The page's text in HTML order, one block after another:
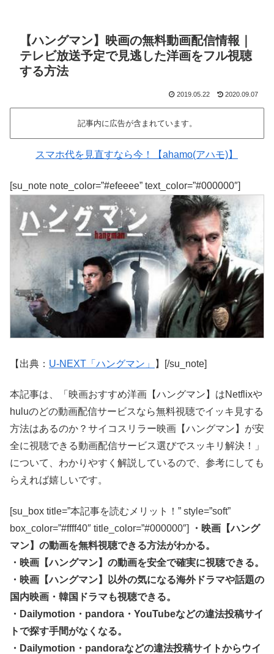
【ハングマン】映画の無料動画配信情報｜
テレビ放送予定で見逃した洋画をフル視聴
する方法
2019.05.22 2020.09.07
記事内に広告が含まれています。
スマホ代を見直すなら今！【ahamo(アハモ)】
[su_note note_color=”#efeeee” text_color=”#000000″]
【出典： U-NEXT「ハングマン」 】[/su_note]
本記事は、「映画おすすめ洋画【ハングマン】はNetflixや
huluのどの動画配信サービスなら無料視聴でイッキ見する
方法はあるのか？サイコスリラー映画【ハングマン】が安
全に視聴できる動画配信サービス選びでスッキリ解決！」
について、わかりやすく解説しているので、参考にしても
らえれば嬉しいです。
[su_box title=”本記事を読むメリット！” style=”soft”
box_color=”#ffff40″ title_color=”#000000″]
・映画【ハング
マン】の動画を無料視聴できる方法がわかる。
・映画【ハングマン】の動画を安全で確実に視聴できる。
・映画【ハングマン】以外の気になる海外ドラマや話題の
国内映画・韓国ドラマも視聴できる。
・Dailymotion・pandora・YouTubeなどの違法投稿サイ
トで探す手間がなくなる。
・Dailymotion・pandoraなどの違法投稿サイトからウイ